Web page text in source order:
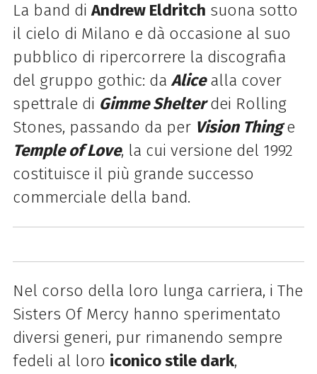
La band diAndrew Eldritch suona sotto
il cielo di Milano e dà occasione al suo
pubblico di ripercorrere la discografia
del gruppo gothic: da Alicealla cover
spettrale di Gimme Shelterdei Rolling
Stones, passando da per Vision Thinge
Temple of Love, la cui versione del 1992
costituisce il più grande successo
commerciale della band.
Nel corso della loro lunga carriera, i The
Sisters Of Mercy hanno sperimentato
diversi generi, pur rimanendo sempre
fedeli al loro iconico stile dark,